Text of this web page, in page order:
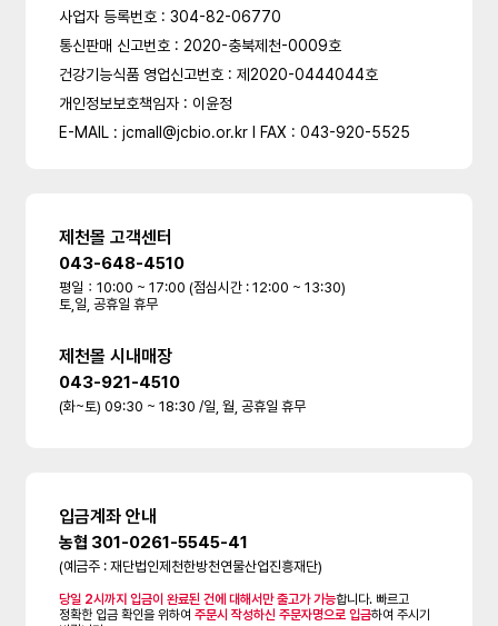
사업자 등록번호 : 304-82-06770
통신판매 신고번호 : 2020-충북제천-0009호
건강기능식품 영업신고번호 : 제2020-0444044호
개인정보보호책임자 : 이윤정
E-MAIL : jcmall@jcbio.or.kr l FAX : 043-920-5525
제천몰 고객센터
043-648-4510
평일：10:00 ~ 17:00 (점심시간 : 12:00 ~ 13:30)
토,일, 공휴일 휴무
제천몰 시내매장
043-921-4510
(화~토) 09:30 ~ 18:30 /일, 월, 공휴일 휴무
입금계좌 안내
농협 301-0261-5545-41
(예금주 : 재단법인제천한방천연물산업진흥재단)
당일 2시까지 입금이 완료된 건에 대해서만 출고가 가능합니다. 빠르고
정확한 입금 확인을 위하여주문시 작성하신 주문자명으로 입금하여 주시기